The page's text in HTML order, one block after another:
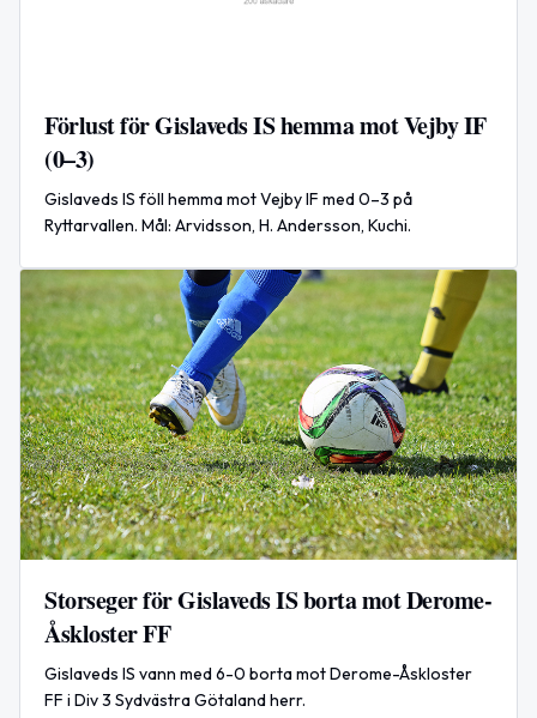
Förlust för Gislaveds IS hemma mot Vejby IF
(0–3)
Gislaveds IS föll hemma mot Vejby IF med 0–3 på
Ryttarvallen. Mål: Arvidsson, H. Andersson, Kuchi.
Storseger för Gislaveds IS borta mot Derome-
Åskloster FF
Gislaveds IS vann med 6-0 borta mot Derome-Åskloster
FF i Div 3 Sydvästra Götaland herr.